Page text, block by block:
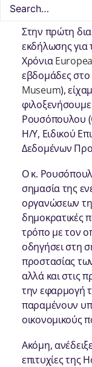
Στην πρώτη
εκδήλωσης για
Χρόνια
εβδομάδες
Museum),
Ρουσόπουλου (
Η/Υ, Ειδικού
Δεδομένων
Ο κ.
σημασία της
οργανώσεων
δημοκρατικές
τρόπο με τον
οδηγήσει στη
προστασίας
αλλά και στις
την εφαρμογή
παραμένουν
οικονομικούς
Ακόμη,
επιτυχίες της